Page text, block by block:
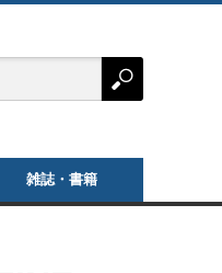
雑誌・書籍